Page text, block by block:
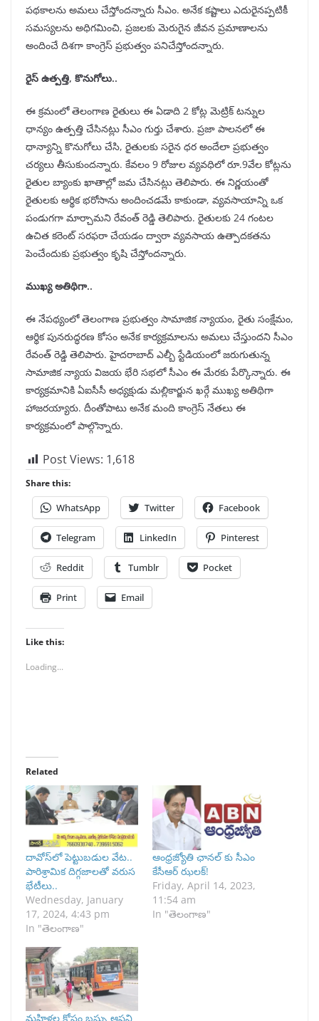
పథకాలను అమలు చేస్తోందన్నారు సీఎం. అనేక కష్టాలు ఎదురైనప్పటికీ
సమస్యలను అధిగమించి, ప్రజలకు మెరుగైన జీవన ప్రమాణాలను
అందించే దిశగా కాంగ్రెస్ ప్రభుత్వం పనిచేస్తోందన్నారు.
రైస్ ఉత్పత్తి, కొనుగోలు..
ఈ క్రమంలో తెలంగాణ రైతులు ఈ ఏడాది 2 కోట్ల మెట్రిక్ టన్నుల
ధాన్యం ఉత్పత్తి చేసినట్లు సీఎం గుర్తు చేశారు. ప్రజా పాలనలో ఈ
ధాన్యాన్ని కొనుగోలు చేసి, రైతులకు సరైన ధర అందేలా ప్రభుత్వం
చర్యలు తీసుకుందన్నారు. కేవలం 9 రోజుల వ్యవధిలో రూ.9వేల కోట్లను
రైతుల బ్యాంకు ఖాతాల్లో జమ చేసినట్లు తెలిపారు. ఈ నిర్ణయంతో
రైతులకు ఆర్థిక భరోసాను అందించడమే కాకుండా, వ్యవసాయాన్ని ఒక
పండుగగా మార్చామని రేవంత్ రెడ్డి తెలిపారు. రైతులకు 24 గంటల
ఉచిత కరెంట్ సరఫరా చేయడం ద్వారా వ్యవసాయ ఉత్పాదకతను
పెంచేందుకు ప్రభుత్వం కృషి చేస్తోందన్నారు.
ముఖ్య అతిథిగా..
ఈ నేపథ్యంలో తెలంగాణ ప్రభుత్వం సామాజిక న్యాయం, రైతు సంక్షేమం,
ఆర్థిక పునరుద్ధరణ కోసం అనేక కార్యక్రమాలను అమలు చేస్తుందని సీఎం
రేవంత్ రెడ్డి తెలిపారు. హైదరాబాద్‌ ఎల్బీ స్టేడియంలో జరుగుతున్న
సామాజిక న్యాయ విజయ భేరి సభలో సీఎం ఈ మేరకు పేర్కొన్నారు. ఈ
కార్యక్రమానికి ఏఐసీసీ అధ్యక్షుడు మల్లికార్జున ఖర్గే ముఖ్య అతిథిగా
హాజరయ్యారు. దీంతోపాటు అనేక మంది కాంగ్రెస్ నేతలు ఈ
కార్యక్రమంలో పాల్గొన్నారు.
Post Views: 1,618
Share this:
WhatsApp Twitter Facebook
Telegram LinkedIn Pinterest
Reddit Tumblr Pocket
Print Email
Like this:
Loading...
Related
దావోస్‌లో పెట్టుబడుల వేట..
పారిశ్రామిక దిగ్గజాలతో వరుస
భేటీలు..
Wednesday, January
17, 2024, 4:43 pm
In "తెలంగాణ"
ఆంధ్రజ్యోతి ఛానల్ కు సీఎం
కేసీఆర్ ఝలక్!
Friday, April 14, 2023,
11:54 am
In "తెలంగాణ"
మహిళల కోసం బస్సు ఆపని